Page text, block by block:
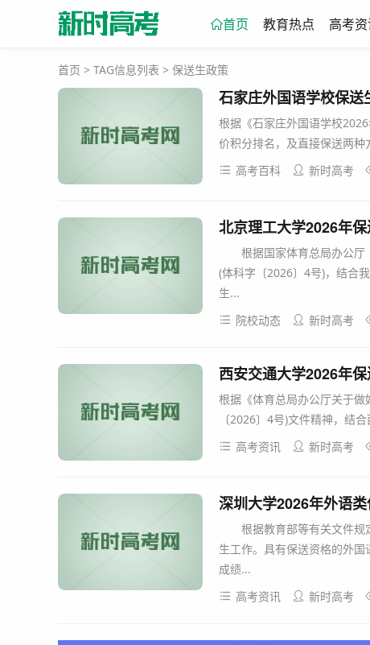
首页 教育热点 高考资
首页 > TAG信息列表 > 保送生政策
石家庄外国语学校保
根据《石家庄外国语学校
价积分排名，及直接保送两
高考百科
新时高考
北京理工大学2026年
根据国家体育总局办公厅
(体科字〔2026〕4号)，结
生...
院校动态
新时高考
西安交通大学2026年
根据《体育总局办公厅关于
〔2026〕4号)文件精神，结
高考资讯
新时高考
深圳大学2026年外语
根据教育部等有关文件规
生工作。具有保送资格的外国
成绩...
高考资讯
新时高考